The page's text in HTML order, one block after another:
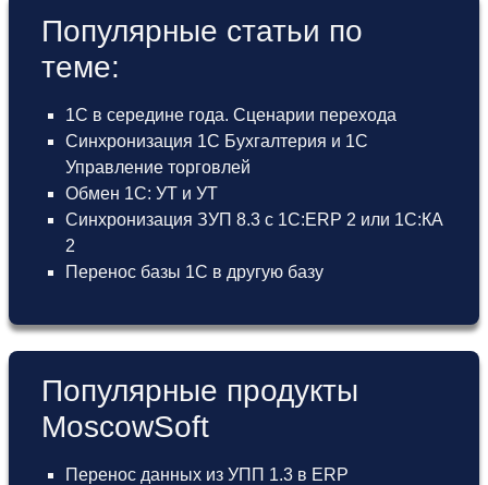
Популярные статьи по
теме:
1С в середине года. Сценарии перехода
Синхронизация 1С Бухгалтерия и 1С
Управление торговлей
Обмен 1С: УТ и УТ
Синхронизация ЗУП 8.3 с 1С:ERP 2 или 1С:КА
2
Перенос базы 1С в другую базу
Популярные продукты
MoscowSoft
Перенос данных из УПП 1.3 в ERP